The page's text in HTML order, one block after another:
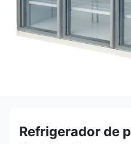
Refrigerador de